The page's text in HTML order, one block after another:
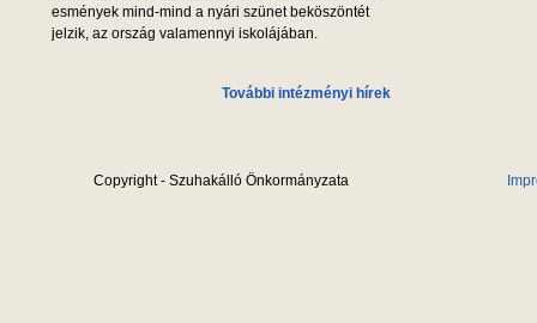
esmények mind-mind a nyári szünet beköszöntét
jelzik, az ország valamennyi iskolájában.
További intézményi hírek
Copyright - Szuhakálló Önkormányzata